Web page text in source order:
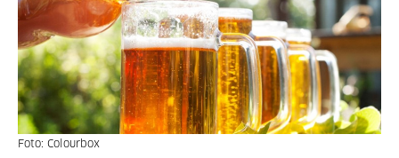
Foto: Colourbox